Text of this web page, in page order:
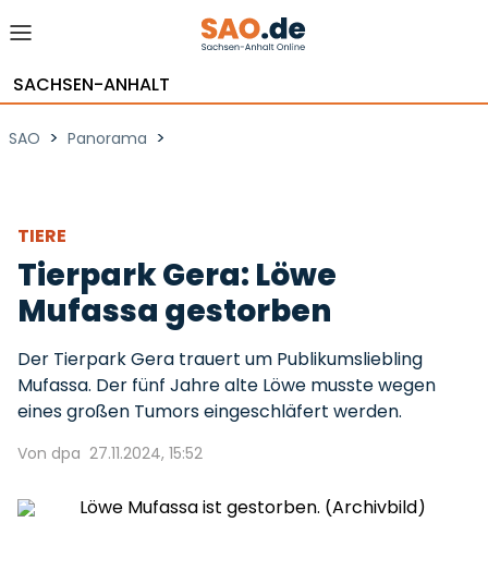
SACHSEN-ANHALT
SAO > Panorama >
TIERE
Tierpark Gera: Löwe
Mufassa gestorben
Der Tierpark Gera trauert um Publikumsliebling
Mufassa. Der fünf Jahre alte Löwe musste wegen
eines großen Tumors eingeschläfert werden.
Von dpa 27.11.2024, 15:52